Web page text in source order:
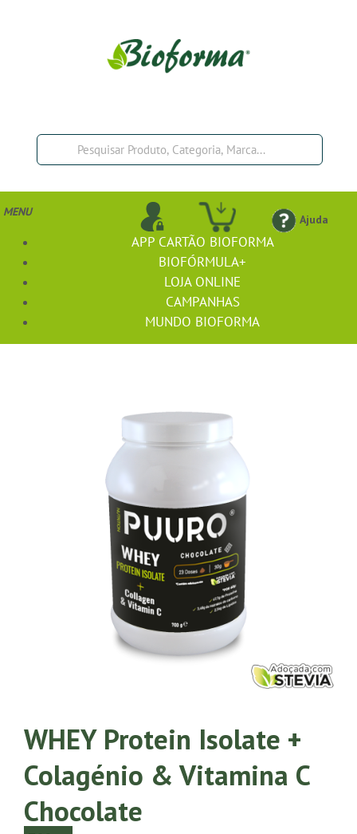
Ajuda
MENU
APP CARTÃO BIOFORMA
BIOFÓRMULA+
LOJA ONLINE
CAMPANHAS
MUNDO BIOFORMA
WHEY Protein Isolate +
Colagénio & Vitamina C
Chocolate